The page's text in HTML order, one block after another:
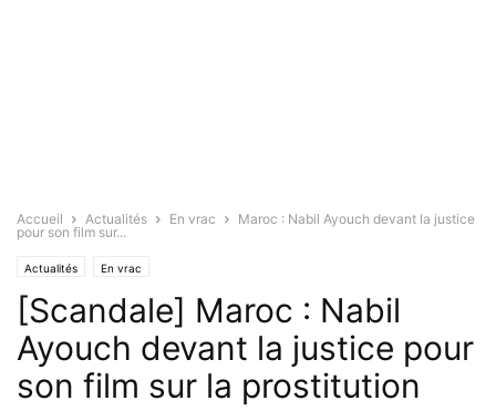
Accueil Actualités En vrac
Maroc : Nabil Ayouch devant la justice
pour son film sur...
Actualités En vrac
[Scandale] Maroc : Nabil
Ayouch devant la justice pour
son film sur la prostitution